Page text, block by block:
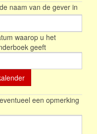
naam van de gever in
waarop u het
geeft
een opmerking